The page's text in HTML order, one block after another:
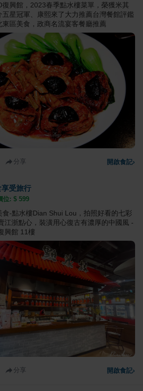
復興館，2023春季點水樓菜單，榮獲米其
五星冠軍、康熙來了大力推薦台灣餐館評鑑
東區美食，政商名流宴客餐廳推薦
分享 開啟食記›
受旅行
位: $ 599
食-點水樓Dian Shui Lou，拍照好看的七彩
江浙點心，裝潢用心復古有濃厚的中國風 -
興館 11樓
分享 開啟食記›